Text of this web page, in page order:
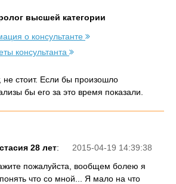
высшей категории
о консультанте
консультанта
не стоит. Если бы произошло
бы его за это время показали.
2015-04-19 14:39:38
28 лет:
пожалуйста, вообщем болею я
что со мной... Я мало на что